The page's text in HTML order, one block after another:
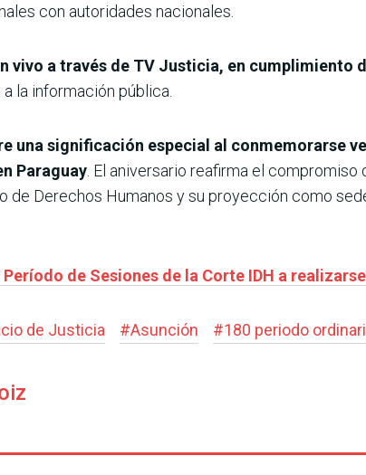
con autoridades nacionales.
vivo a través de TV Justicia, en cumplimiento
la información pública.
una significación especial al conmemorarse
Paraguay . El aniversario reafirma el compromiso
Derechos Humanos y su proyección como
de Sesiones de la Corte IDH a
de Justicia #Asunción #180 periodo